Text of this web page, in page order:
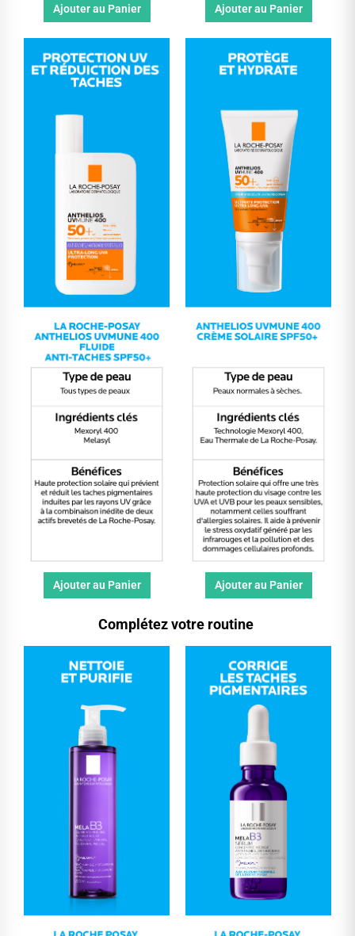
Ajouter au Panier Ajouter au Panier
Ajouter au Panier Ajouter au Panier
Complétez votre routine